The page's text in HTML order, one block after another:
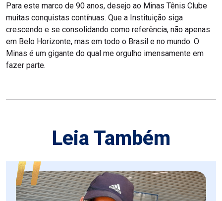
Para este marco de 90 anos, desejo ao Minas Tênis Clube
muitas conquistas contínuas. Que a Instituição siga
crescendo e se consolidando como referência, não apenas
em Belo Horizonte, mas em todo o Brasil e no mundo. O
Minas é um gigante do qual me orgulho imensamente em
fazer parte.
Leia Também